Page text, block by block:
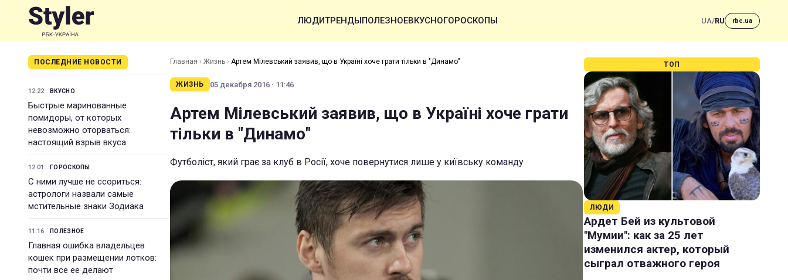
ЛЮДИТРЕНДЫПОЛЕЗНОЕВКУСНОГОРОСКОПЫ UA/RU rbc.ua
ПОСЛЕДНИЕ НОВОСТИ
12:22 ВКУСНО
Быстрые маринованные
помидоры, от которых
невозможно оторваться:
настоящий взрыв вкуса
12:01 ГОРОСКОПЫ
С ними лучше не ссориться:
астрологи назвали самые
мстительные знаки Зодиака
11:16 ПОЛЕЗНОЕ
Главная ошибка владельцев
кошек при размещении лотков:
почти все ее делают
Главная › Жизнь › Артем Мілевський заявив, що в Україні хоче грати тільки в "Динамо"
ЖИЗНЬ 05 декабря 2016 · 11:46
Артем Мілевський заявив, що в Україні хоче грати
тільки в "Динамо"
Футболіст, який грає за клуб в Росії, хоче повернутися лише у київську команду
ТОП
ЛЮДИ
Ардет Бей из культовой
"Мумии": как за 25 лет
изменился актер, который
сыграл отважного героя